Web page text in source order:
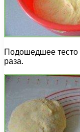
Подошедшее тесто
раза.